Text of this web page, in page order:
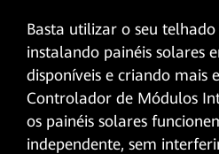
Basta utilizar o seu
instalando painéis solares
disponíveis e criando mais
Controlador de Módulos
os painéis solares
independente, sem